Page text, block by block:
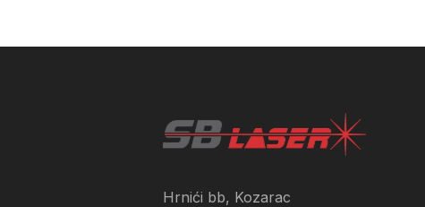
Hrnići bb, Kozarac